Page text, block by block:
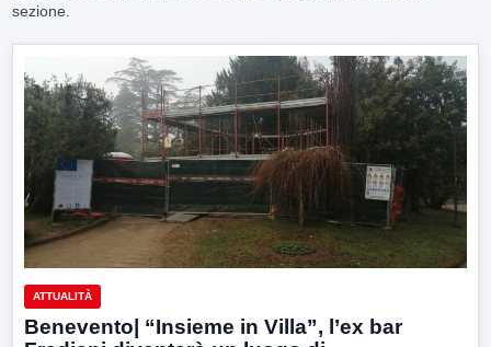
sezione.
ATTUALITÀ
Benevento| “Insieme in Villa”, l’ex bar